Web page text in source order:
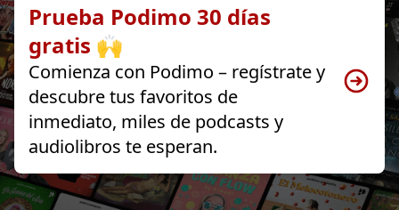
Prueba Podimo 30 días
gratis 🙌
Comienza con Podimo – regístrate y
descubre tus favoritos de
inmediato, miles de podcasts y
audiolibros te esperan.